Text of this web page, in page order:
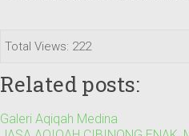
Total Views: 222
Related posts:
Galeri Aqiqah Medina